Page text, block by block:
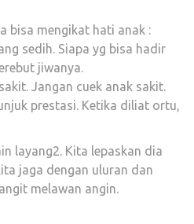
bisa mengikat hati anak :
sedih. Siapa yg bisa hadir
jiwanya.
Jangan cuek anak sakit.
prestasi. Ketika diliat ortu,
layang2. Kita lepaskan dia
jaga dengan uluran dan
melawan angin.